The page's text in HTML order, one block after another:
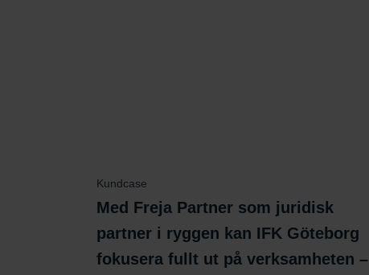
Kundcase
Med Freja Partner som juridisk
partner i ryggen kan IFK Göteborg
fokusera fullt ut på verksamheten –